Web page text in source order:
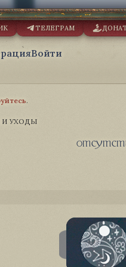
Войти
ТЕЛЕГРАМ
.
И УХОДЫ